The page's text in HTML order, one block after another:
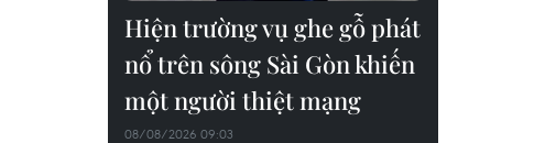
Hiện trường vụ ghe gỗ phát
nổ trên sông Sài Gòn khiến
một người thiệt mạng
08/08/2026 09:03